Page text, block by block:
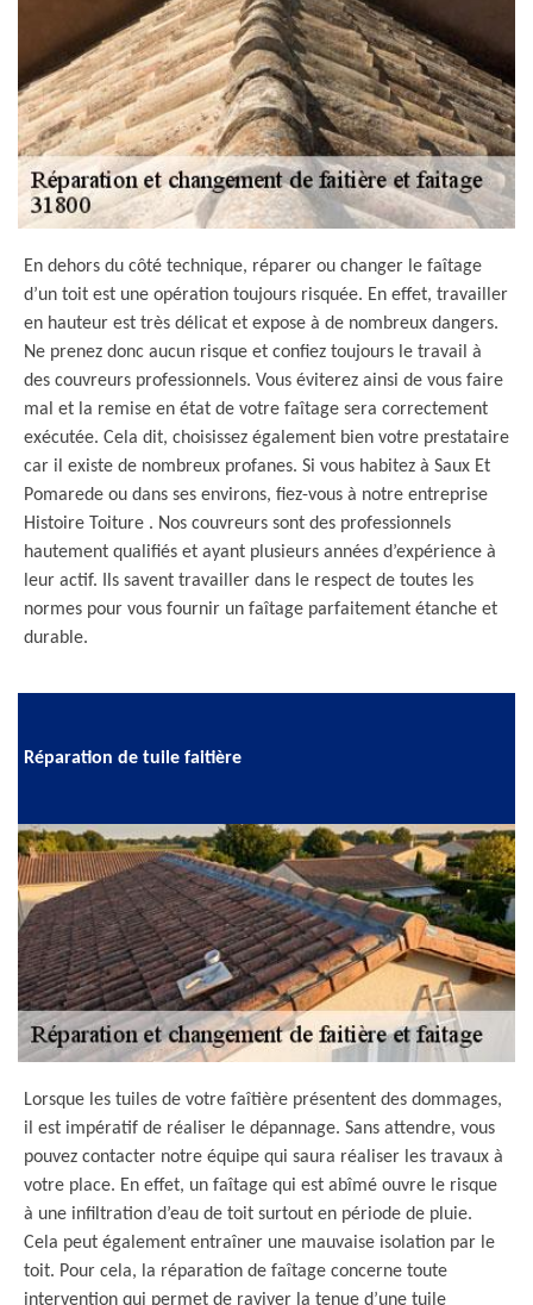
En dehors du côté technique, réparer ou changer le faîtage
d’un toit est une opération toujours risquée. En effet, travailler
en hauteur est très délicat et expose à de nombreux dangers.
Ne prenez donc aucun risque et confiez toujours le travail à
des couvreurs professionnels. Vous éviterez ainsi de vous faire
mal et la remise en état de votre faîtage sera correctement
exécutée. Cela dit, choisissez également bien votre prestataire
car il existe de nombreux profanes. Si vous habitez à Saux Et
Pomarede ou dans ses environs, fiez-vous à notre entreprise
Histoire Toiture . Nos couvreurs sont des professionnels
hautement qualifiés et ayant plusieurs années d’expérience à
leur actif. Ils savent travailler dans le respect de toutes les
normes pour vous fournir un faîtage parfaitement étanche et
durable.
Réparation de tuile faitière
Lorsque les tuiles de votre faîtière présentent des dommages,
il est impératif de réaliser le dépannage. Sans attendre, vous
pouvez contacter notre équipe qui saura réaliser les travaux à
votre place. En effet, un faîtage qui est abîmé ouvre le risque
à une infiltration d’eau de toit surtout en période de pluie.
Cela peut également entraîner une mauvaise isolation par le
toit. Pour cela, la réparation de faîtage concerne toute
intervention qui permet de raviver la tenue d’une tuile